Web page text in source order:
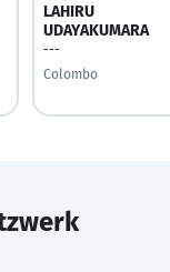
LAHIRU
UDAYAKUMARA
---
Colombo